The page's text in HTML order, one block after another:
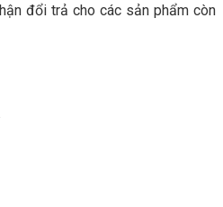
đổi trả cho các sản phẩm còn